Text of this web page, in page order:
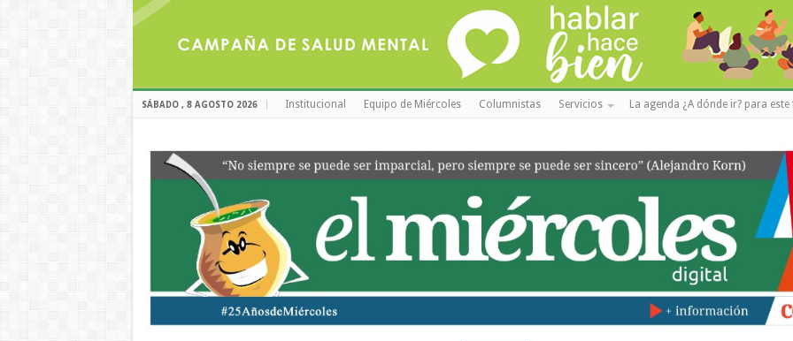
SÁBADO , 8 AGOSTO 2026 Institucional Equipo de Miércoles Columnistas Servicios La agenda ¿A dónde ir? para este